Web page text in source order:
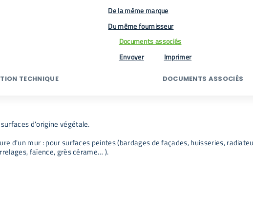
De la même marque
Du même fournisseur
Documents associés
Envoyer
Imprimer
TECHNIQUE DOCUMENTS ASSOCIÉS
d'origine végétale.
d'un mur : pour surfaces peintes (bardages de façades, huisseries,
faïence, grès cérame… ).